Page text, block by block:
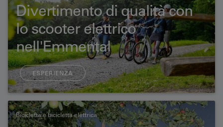
Divertimento di qualità con
lo scooter elettrico
nell'Emmental
ESPERIENZA
Bicicletta e bicicletta elettrica